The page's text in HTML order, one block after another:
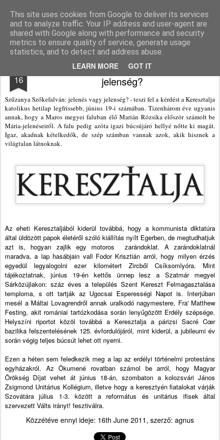
This site uses cookies from Google to deliver its services
and to analyze traffic. Your IP address and user-agent are
shared with Google along with performance and security
metrics to ensure quality of service, generate usage
statistics, and to detect and address abuse.
LEARN MORE GOT IT
Agnus blog
Pages
16
Szűzanya Szőkefalván: jelenés vagy
jelenség?
Szűzanya Szőkefalván: jelenés vagy jelenség? - teszi fel a kérdést a Keresztalja
katolikus hetilap legfrissebb, június 19-i számában. Tizenhárom éve ugyanis
annak, hogy a Maros megyei faluban élő Marián Rózsika először számolt be
Mária-jelenéseiről. A falu pedig azóta igazi búcsújáró hellyé nőtte ki magát.
Igaz, akadnak kételkedők, de szép számban vannak azok, akik hisznek a
világtalan látnoknak.
Az eheti Keresztaljából kiderül továbbá, hogy a kommunista diktatúra
által üldözött papok életéről szóló kiállítás nyílt Egerben, de megtudhatjuk
azt is, hogyan zajlik egy motoros zarándoklat. A zarándoklatnál
maradva, a lap hasábjain vall Fodor Krisztián arról, hogy milyen érzés
egyedül legyalogolni ezer kilométert Zircből Csíksomlyóra. Mint
tájékoztatnak, június 19-én kettős ünnep lesz a Szatmár megyei
Sárközújlakon: száz éves a település Szent Kereszt Felmagasztalása
temploma, s ott tartják az Ugocsai Esperességi Napot is. Interjúban
mesél a Máltai Lovagrendről annak uralkodó nagymestere, Fra' Matthew
Festing, akit romániai tartózkodása során lenyűgözött Erdély szépsége.
Helyszíni riportot közöl továbbá a Keresztalja a párizsi Sacré Cœr
bazilika felszentelésének 125. évfordulójáról, mint kiderül, a jubileumi év
során végig teljes búcsút lehet ott nyerni.
Ezen a héten sem feledkezik meg a lap az erdélyi történelmi protestáns
egyházakról. Az Ökumené rovatban számol be arról, hogy Magyar
Örökség Díjat vehet át június 18-án, szombaton a kolozsvári János
Zsigmond Unitárius Kollégium, illetve hogy a keresztyén fiatalokat várják
Szovátára július 1-3. között a református és unitárius ifisek által
szervezett Válts irányt! fesztiválra.
Közzétéve ennyi ideje: 16th June 2011 , szerző: agnus